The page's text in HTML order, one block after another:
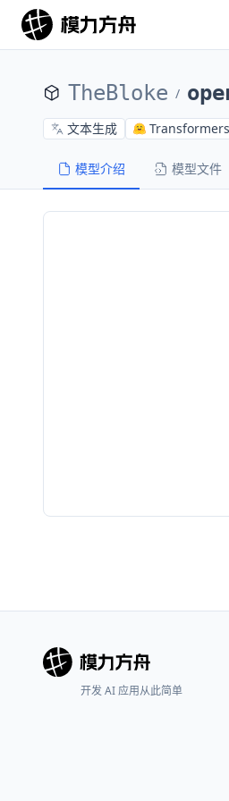
TheBloke /
文本生成 Transformers
模型介绍 模型文件
开发 AI 应用从此简单